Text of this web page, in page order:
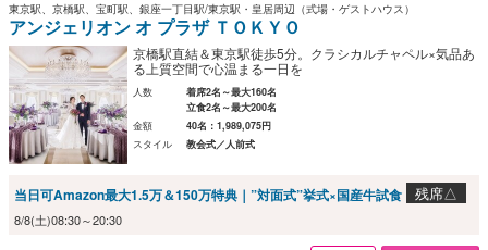
東京駅、京橋駅、宝町駅、銀座一丁目駅/東京駅・皇居周辺（式場・ゲストハウス）
アンジェリオン オ プラザ ＴＯＫＹＯ
京橋駅直結＆東京駅徒歩5分。クラシカルチャペル×気品あ
る上質空間で心温まる一日を
人数
着席2名～最大160名
立食2名～最大200名
金額
40名：1,989,075円
スタイル
教会式／人前式
当日可Amazon最大1.5万＆150万特典｜”対面式”挙式×国産牛試食 残席△
8/8(土)08:30～20:30